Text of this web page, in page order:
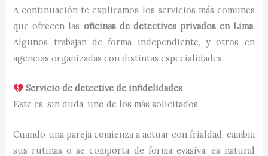
A continuación te explicamos los servicios más comunes
que ofrecen las oficinas de detectives privados en Lima.
Algunos trabajan de forma independiente, y otros en
agencias organizadas con distintas especialidades.
Servicio de detective de infidelidades
Este es, sin duda, uno de los más solicitados.
Cuando una pareja comienza a actuar con frialdad, cambia
sus rutinas o se comporta de forma evasiva, es natural